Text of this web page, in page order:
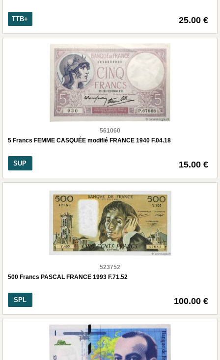
TTB+ 25.00 €
561060
5 Francs FEMME CASQUÉE modifié FRANCE 1940 F.04.18
SUP 15.00 €
523752
500 Francs PASCAL FRANCE 1993 F.71.52
SPL 100.00 €